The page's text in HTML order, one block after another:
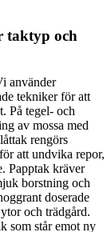
taktyp och
använder
tekniker för att
På tegel- och
av mossa med
rengörs
att undvika repor,
Papptak kräver
borstning och
doserade
och trädgård.
som står emot ny